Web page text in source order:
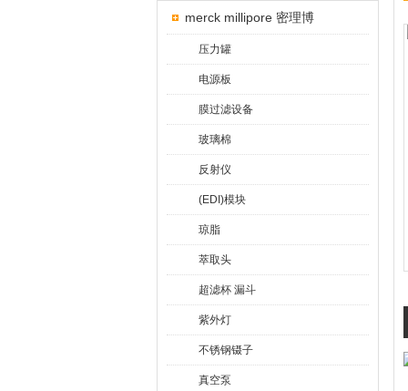
merck millipore 密理博
压力罐
电源板
膜过滤设备
玻璃棉
反射仪
(EDI)模块
琼脂
萃取头
超滤杯 漏斗
紫外灯
不锈钢镊子
真空泵